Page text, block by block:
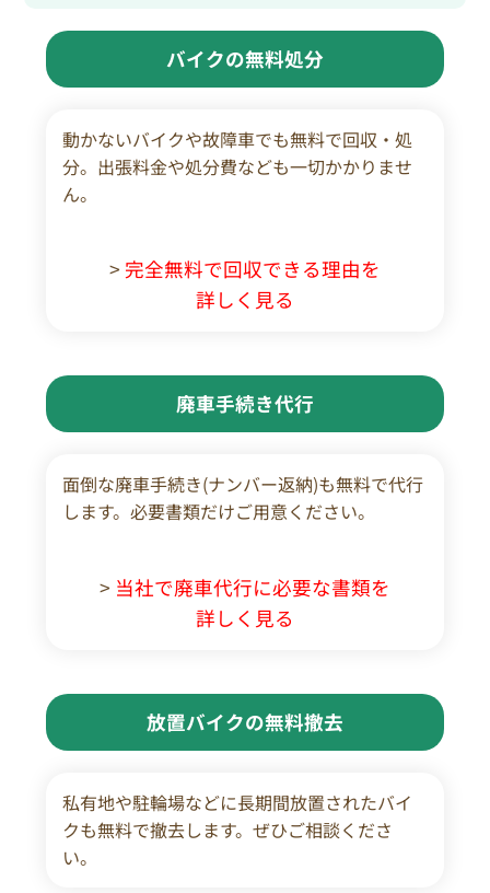
バイクの無料処分
動かないバイクや故障車でも無料で回収・処
分。出張料金や処分費なども一切かかりませ
ん。
> 完全無料で回収できる理由を
詳しく見る
廃車手続き代行
面倒な廃車手続き(ナンバー返納)も無料で代行
します。必要書類だけご用意ください。
> 当社で廃車代行に必要な書類を
詳しく見る
放置バイクの無料撤去
私有地や駐輪場などに長期間放置されたバイ
クも無料で撤去します。ぜひご相談くださ
い。